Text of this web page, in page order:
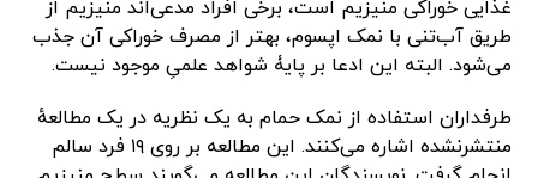
غذایی خوراکی منیزیم است، برخی افراد مدعی‌اند منیزیم از
طریق آب‌تنی با نمک اپسوم، بهتر از مصرف خوراکی آن جذب
می‌شود. البته این ادعا بر پایۀ شواهد علمیِ موجود نیست.
طرفداران استفاده از نمک حمام به یک نظریه در یک مطالعهٔ
منتشرنشده اشاره می‌کنند. این مطالعه بر روی ۱۹ فرد سالم